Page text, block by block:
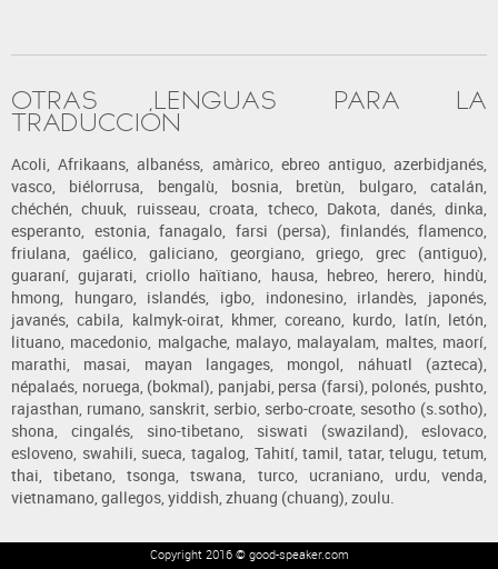
OTRAS LENGUAS PARA LA
TRADUCCIÓN
Acoli, Afrikaans, albanéss, amàrico, ebreo antiguo, azerbidjanés,
vasco, biélorrusa, bengalù, bosnia, bretùn, bulgaro, catalán,
chéchén, chuuk, ruisseau, croata, tcheco, Dakota, danés, dinka,
esperanto, estonia, fanagalo, farsi (persa), finlandés, flamenco,
friulana, gaélico, galiciano, georgiano, griego, grec (antiguo),
guaraní, gujarati, criollo haïtiano, hausa, hebreo, herero, hindù,
hmong, hungaro, islandés, igbo, indonesino, irlandès, japonés,
javanés, cabila, kalmyk-oirat, khmer, coreano, kurdo, latín, letón,
lituano, macedonio, malgache, malayo, malayalam, maltes, maorí,
marathi, masai, mayan langages, mongol, náhuatl (azteca),
népalaés, noruega, (bokmal), panjabi, persa (farsi), polonés, pushto,
rajasthan, rumano, sanskrit, serbio, serbo-croate, sesotho (s.sotho),
shona, cingalés, sino-tibetano, siswati (swaziland), eslovaco,
esloveno, swahili, sueca, tagalog, Tahití, tamil, tatar, telugu, tetum,
thai, tibetano, tsonga, tswana, turco, ucraniano, urdu, venda,
vietnamano, gallegos, yiddish, zhuang (chuang), zoulu.
Copyright 2016 © good-speaker.com